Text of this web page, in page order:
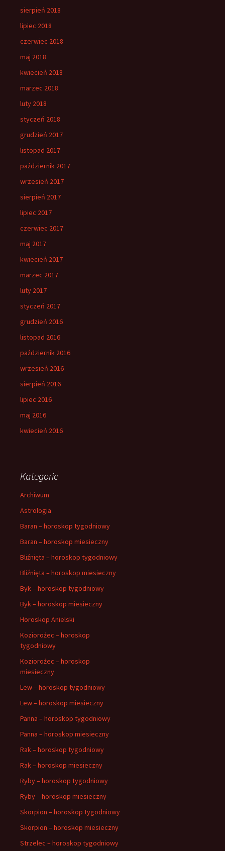
sierpień 2018
lipiec 2018
czerwiec 2018
maj 2018
kwiecień 2018
marzec 2018
luty 2018
styczeń 2018
grudzień 2017
listopad 2017
październik 2017
wrzesień 2017
sierpień 2017
lipiec 2017
czerwiec 2017
maj 2017
kwiecień 2017
marzec 2017
luty 2017
styczeń 2017
grudzień 2016
listopad 2016
październik 2016
wrzesień 2016
sierpień 2016
lipiec 2016
maj 2016
kwiecień 2016
Kategorie
Archiwum
Astrologia
Baran – horoskop tygodniowy
Baran – horoskop miesieczny
Bliźnięta – horoskop tygodniowy
Bliźnięta – horoskop miesieczny
Byk – horoskop tygodniowy
Byk – horoskop miesieczny
Horoskop Anielski
Koziorożec – horoskop
tygodniowy
Koziorożec – horoskop
miesieczny
Lew – horoskop tygodniowy
Lew – horoskop miesieczny
Panna – horoskop tygodniowy
Panna – horoskop miesieczny
Rak – horoskop tygodniowy
Rak – horoskop miesieczny
Ryby – horoskop tygodniowy
Ryby – horoskop miesieczny
Skorpion – horoskop tygodniowy
Skorpion – horoskop miesieczny
Strzelec – horoskop tygodniowy